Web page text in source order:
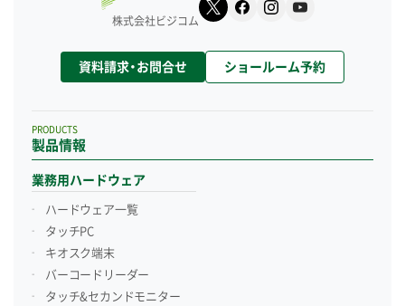
株式会社ビジコム
資料請求・お問合せ ショールーム予約
製品情報
PRODUCTS
業務用ハードウェア
ハードウェア一覧
タッチPC
キオスク端末
バーコードリーダー
タッチ&セカンドモニター